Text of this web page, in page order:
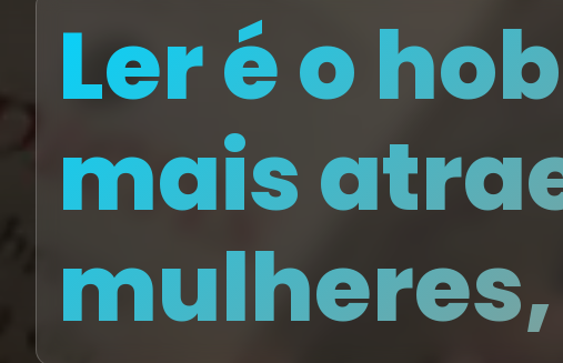
Ler é o
mais